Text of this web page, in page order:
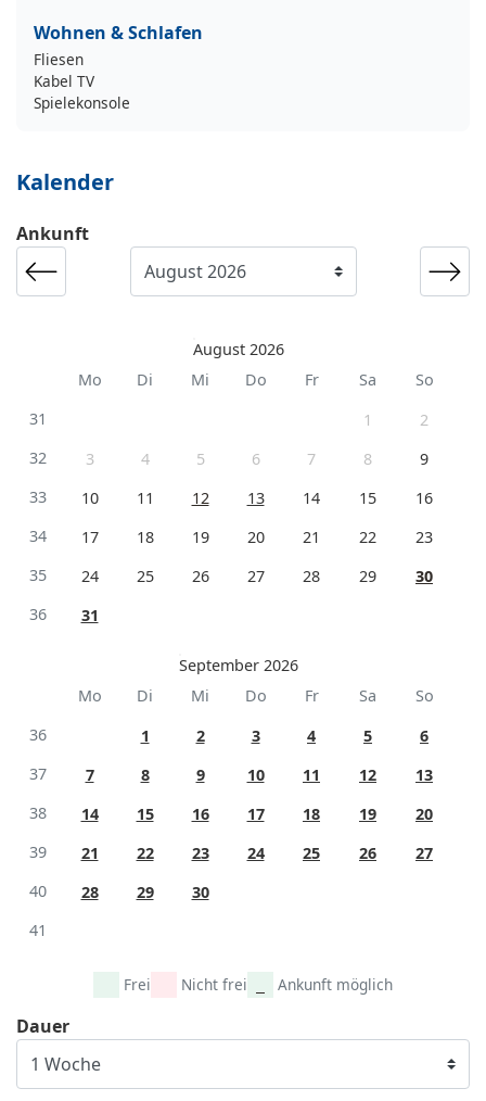
Wohnen & Schlafen
Fliesen
Kabel TV
Spielekonsole
Kalender
Ankunft
August 2026
Mo
Di Mi Do Fr Sa
So
31
1
2
32
3 4 5 6 7 8
9
33
10 11 12 13 14 15
16
34
17 18 19 20 21 22
23
35
24 25 26 27 28 29
30
36
31
September 2026
Mo
Di Mi Do Fr Sa
So
36
1 2 3 4 5
6
37
7 8 9 10 11 12
13
38
14 15 16 17 18 19
20
39
21 22 23 24 25 26
27
40
28 29
30
41
Frei Nicht frei Ankunft möglich
Dauer